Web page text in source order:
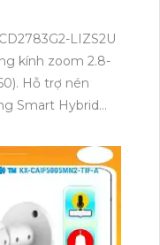
LIZS2U
kính zoom 2.8-
Hỗ trợ nén
Smart Hybrid